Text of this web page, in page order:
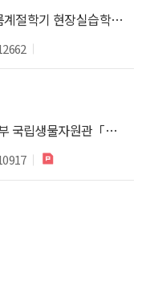
[현장실습지원센터] 2026학년도 여름계절학기 현장실습학기제 참여 기업 안내
[현장실습지원센터] 기후에너지환경부 국립생물자원관「대학생 현장실습(2026년 하계, 37기)」참가자 모집 안내